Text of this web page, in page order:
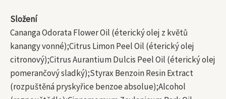
Složení
Cananga Odorata Flower Oil (éterický olej z květů
kanangy vonné);Citrus Limon Peel Oil (éterický olej
citronový);Citrus Aurantium Dulcis Peel Oil (éterický olej
pomerančový sladký);Styrax Benzoin Resin Extract
(rozpuštěná pryskyřice benzoe absolue);Alcohol